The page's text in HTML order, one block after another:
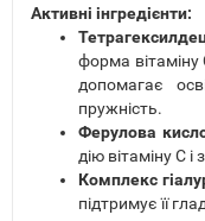
Активні інгредієнти:
форма
допомагає
пружність.
Ферулова
дію вітаміну C
Комплекс
підтримує її